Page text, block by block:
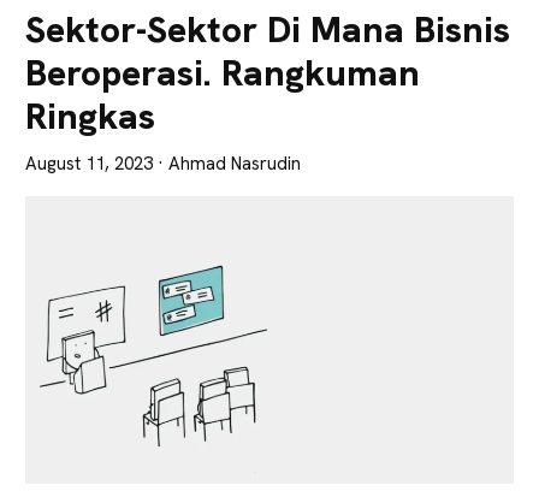
Tajam
Sektor-Sektor Di Mana Bisnis
Beroperasi. Rangkuman
Ringkas
August 11, 2023 · Ahmad Nasrudin